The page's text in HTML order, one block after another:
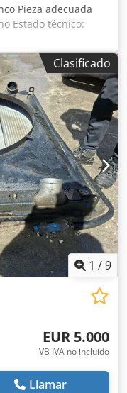
Pieza adecuada
Estado técnico:
Am Eok
Clasificado
1 /9
EUR 5.000
VB IVA no incluído
Llamar